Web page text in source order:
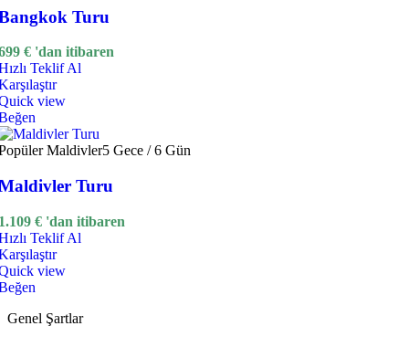
Turu
€ 'dan itibaren
Teklif Al
view
Maldivler5 Gece / 6 Gün
Turu
€ 'dan itibaren
Teklif Al
view
Genel Şartlar